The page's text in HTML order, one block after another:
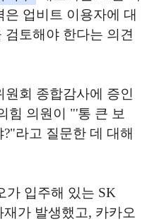
업비트 이용자에 대
토해야 한다는 의견
회 종합감사에 증인
힘 의원이 "'통 큰 보
라고 질문한 데 대해
가 입주해 있는 SK
가 발생했고, 카카오